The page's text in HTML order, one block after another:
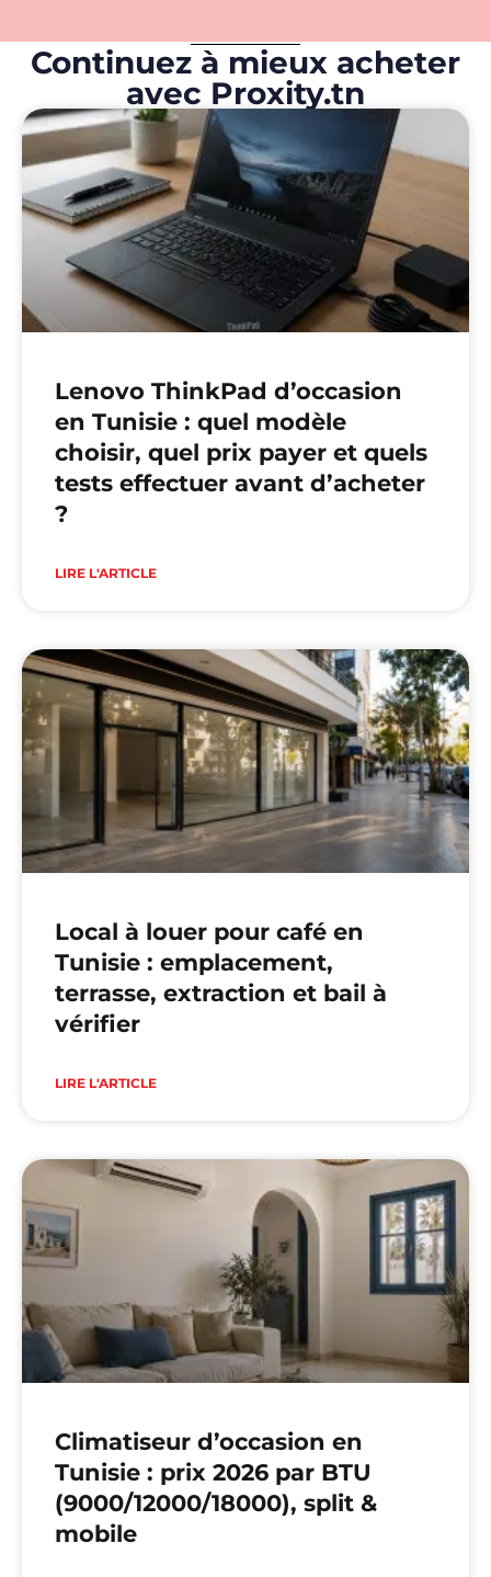
Continuez à mieux acheter
avec Proxity.tn
Lenovo ThinkPad d’occasion
en Tunisie : quel modèle
choisir, quel prix payer et quels
tests effectuer avant d’acheter
?
LIRE L'ARTICLE
Local à louer pour café en
Tunisie : emplacement,
terrasse, extraction et bail à
vérifier
LIRE L'ARTICLE
Climatiseur d’occasion en
Tunisie : prix 2026 par BTU
(9000/12000/18000), split &
mobile